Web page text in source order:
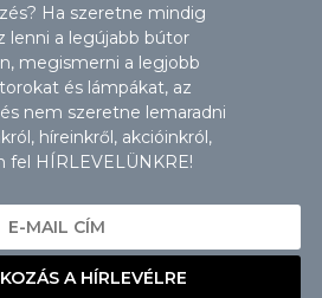
Ha szeretne mindig
lenni a legújabb bútor
megismerni a legjobb
és lámpákat, az
nem szeretne lemaradni
híreinkről, akcióinkról,
fel HÍRLEVELÜNKRE!
A HÍRLEVÉLRE